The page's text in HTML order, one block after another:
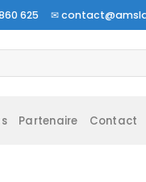
860 625 ✉
Partenaire Contact